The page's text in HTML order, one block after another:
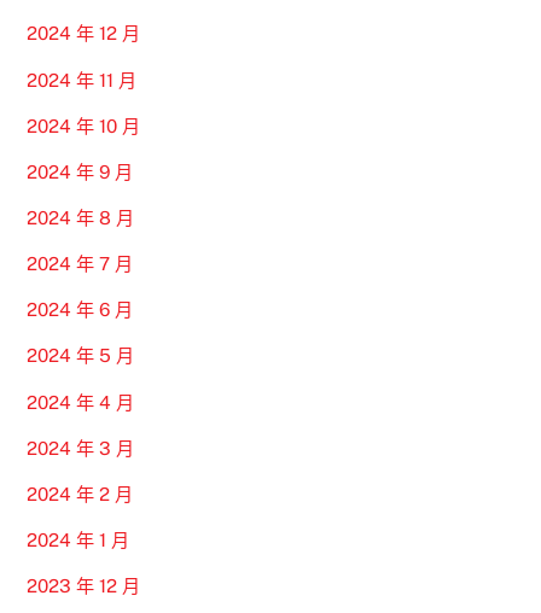
2024 年 12 月
2024 年 11 月
2024 年 10 月
2024 年 9 月
2024 年 8 月
2024 年 7 月
2024 年 6 月
2024 年 5 月
2024 年 4 月
2024 年 3 月
2024 年 2 月
2024 年 1 月
2023 年 12 月